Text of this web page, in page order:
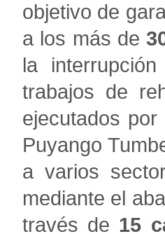
objetivo de
a los más de
la
trabajos de
ejecutados
Puyango
a varios
mediante el
través de 15